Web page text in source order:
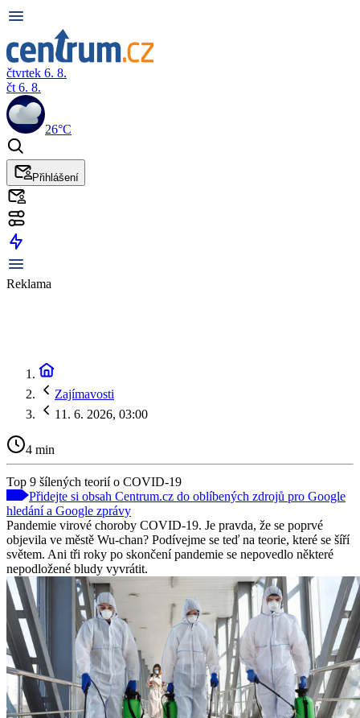
čtvrtek 6. 8.
čt 6. 8.
26°C
Přihlášení
Reklama
Zajímavosti
11. 6. 2026, 03:00
4 min
Top 9 šílených teorií o COVID-19
Přidejte si obsah Centrum.cz do oblíbených zdrojů pro Google
hledání a Google zprávy
Pandemie virové choroby COVID-19. Je pravda, že se poprvé
objevila ve městě Wu-chan? Podívejme se teď na teorie, které se šíří
světem. Ani tři roky po skončení pandemie se nepovedlo některé
nepodložené bludy vyvrátit.